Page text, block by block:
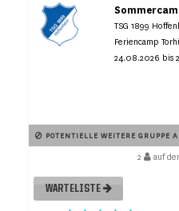
TSG 1899
Feriencamp
24.08.2026 bis
POTENTIELLE WEITERE GRUPPE
2 auf
WARTELISTE